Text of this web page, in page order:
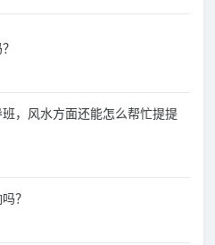
，风水方面还能怎么帮忙提提
？